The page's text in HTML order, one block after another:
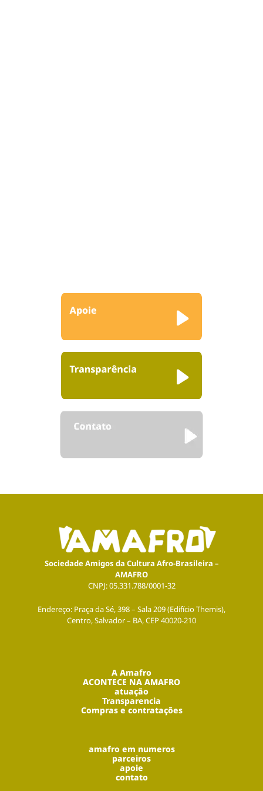
Sociedade Amigos da Cultura Afro-Brasileira –
AMAFRO
CNPJ: 05.331.788/0001-32
Endereço: Praça da Sé, 398 – Sala 209 (Edifício Themis),
Centro, Salvador – BA, CEP 40020-210
A Amafro
ACONTECE NA AMAFRO
atuação
Transparencia
Compras e contratações
amafro em numeros
parceiros
apoie
contato